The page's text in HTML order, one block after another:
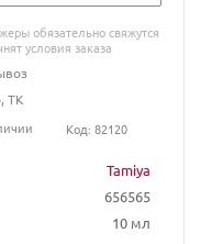
Tamiya
656565
10 мл
обязательно свяжутся
условия заказа
ТК
Код: 82120